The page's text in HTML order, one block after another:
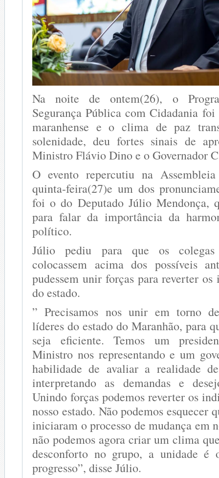
Na noite de ontem(26), o
Segurança Pública com Cidadania
maranhense e o clima de paz
solenidade, deu fortes sinais de
Ministro Flávio Dino e o Governador
O evento repercutiu na
quinta-feira(27)e um dos
foi o do Deputado Júlio Mendonça,
para falar da importância da
político.
Júlio pediu para que os colegas
colocassem acima dos possíveis
pudessem unir forças para reverter os
do estado.
” Precisamos nos unir em torno
líderes do estado do Maranhão, para
seja eficiente. Temos um
Ministro nos representando e um
habilidade de avaliar a realidade
interpretando as demandas e
Unindo forças podemos reverter os
nosso estado. Não podemos esquecer
iniciaram o processo de mudança em
não podemos agora criar um clima
desconforto no grupo, a unidade é
progresso”, disse Júlio.